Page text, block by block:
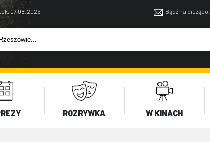
07.08.2026 Bądź na bieżąco!
ROZRYWKA W KINACH